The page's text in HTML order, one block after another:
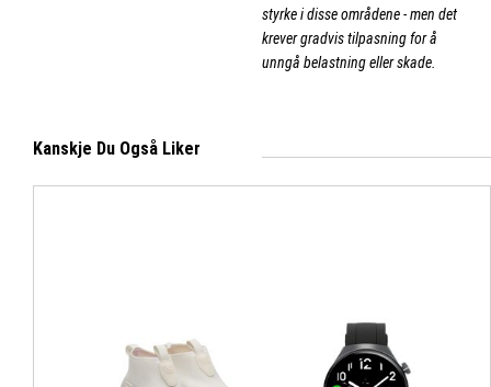
styrke i disse områdene - men det
krever gradvis tilpasning for å
unngå belastning eller skade.
Kanskje Du Også Liker